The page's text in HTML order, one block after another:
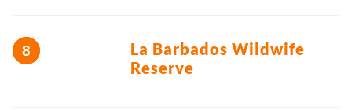
La Barbados Wildwife
Reserve